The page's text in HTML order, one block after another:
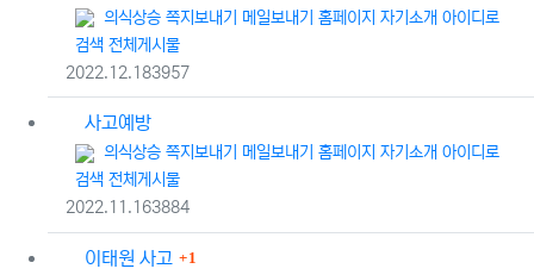
등록자의식상승 쪽지보내기 메일보내기 홈페이지 자기소개 아이디로
검색 전체게시물
등록일
2022.12.18조회
3957
사고예방
등록자의식상승 쪽지보내기 메일보내기 홈페이지 자기소개 아이디로
검색 전체게시물
등록일
2022.11.16조회
3884
이태원 사고 댓글
1